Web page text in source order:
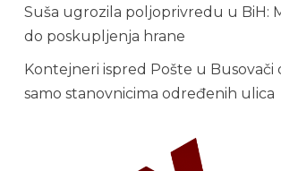
Suša ugrozila poljoprivredu u BiH:
do poskupljenja hrane
Kontejneri ispred Pošte u Busovači
samo stanovnicima određenih ulica